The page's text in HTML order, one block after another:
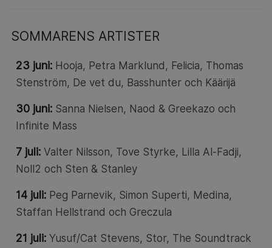
SOMMARENS ARTISTER
23 juni:Hooja, Petra Marklund, Felicia, Thomas
Stenström, De vet du, Basshunter och Käärijä
30 juni:Sanna Nielsen, Naod & Greekazo och
Infinite Mass
7 juli:Valter Nilsson, Tove Styrke, Lilla Al-Fadji,
Noll2 och Sten & Stanley
14 juli:Peg Parnevik, Simon Superti, Medina,
Staffan Hellstrand och Greczula
21 juli:Yusuf/Cat Stevens, Stor, The Soundtrack